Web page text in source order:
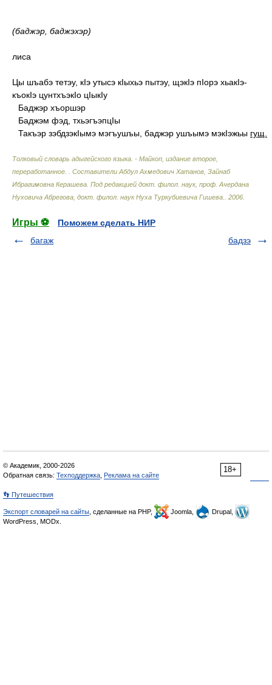
(баджэр, баджэхэр)
лиса
Цы шъабэ тетэу, кIэ утысэ кIыхьэ пытэу, щэкIэ пIорэ хьакIэ-
къокIэ цунтхъэкIо цIыкIу
Баджэр хъоршэр
Баджэм фэд, тхьэгъэпцIы
Такъэр зэбдзэкIымэ мэгъушъы, баджэр ушъымэ мэкIэжьы гущ.
Толковый словарь адыгейского языка. - Майкоп, издание второе,
переработанное.
Составители Абдул Ахмедович Хатанов, Зайнаб
Ибрагимовна Керашева. Под редакцией докт. филол. наук, проф. Ачердана
Нуховича Абрегова, докт. филол. наук Нуха Туркубиевича Гишева.
2006
Игры ⚽
Поможем сделать НИР
багаж
бадзэ
18+
© Академик, 2000-2026
Обратная связь: Техподдержка Реклама на сайте
👣 Путешествия
Экспорт словарей на сайты , сделанные на PHP, Joomla,
Drupal,
WordPress, MODx.